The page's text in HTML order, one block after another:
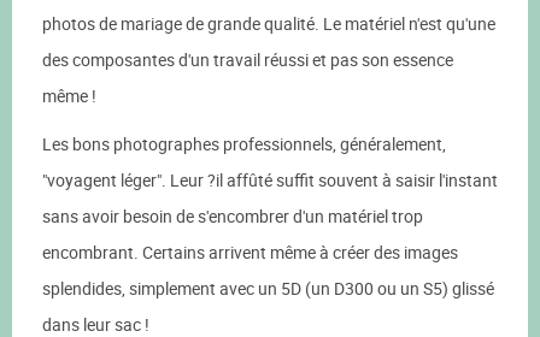
photos de mariage de grande qualité. Le matériel n'est qu'une
des composantes d'un travail réussi et pas son essence
même !
Les bons photographes professionnels, généralement,
"voyagent léger". Leur ?il affûté suffit souvent à saisir l'instant
sans avoir besoin de s'encombrer d'un matériel trop
encombrant. Certains arrivent même à créer des images
splendides, simplement avec un 5D (un D300 ou un S5) glissé
dans leur sac !